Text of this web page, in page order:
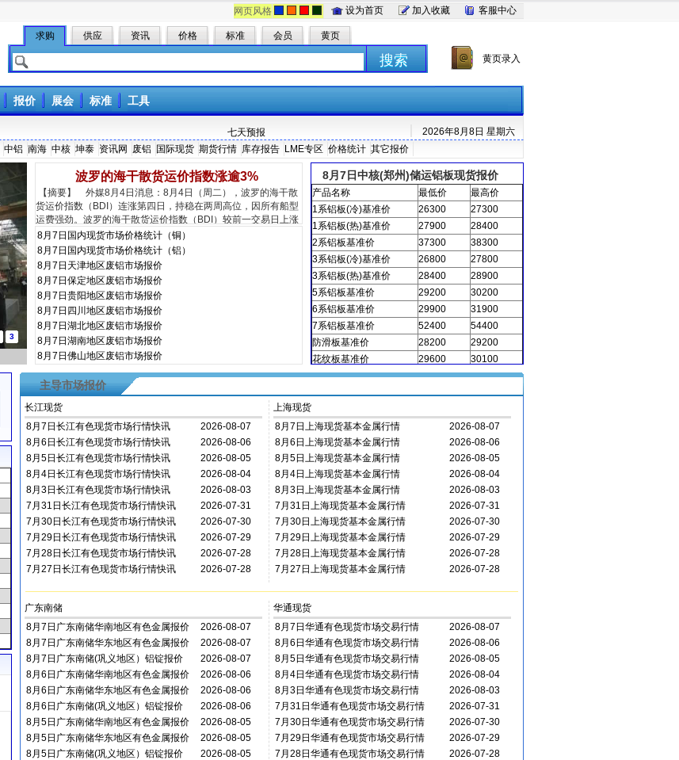
设为首页 加入收藏 客服中心
网页风格
求购 供应 资讯 价格 标准 会员 黄页
搜索 黄页录入
报价 展会 标准 工具
2026年8月8日 星期六
12:14:02
中铝 南海 中核 坤泰 资讯网 废铝 国际现货 期货行情 库存报告 LME专区 价格统计 其它报价
3
波罗的海干散货运价指数涨逾3%
【摘要】 外媒8月4日消息：8月4日（周二），波罗的海干散
货运价指数（BDI）连涨第四日，持稳在两周高位，因所有船型
运费强劲。波罗的海干散货运价指数（BDI）较前一交易日上涨
93点，或3.3%，报2936点
8月7日国内现货市场价格统计（铜）
8月7日国内现货市场价格统计（铝）
8月7日天津地区废铝市场报价
8月7日保定地区废铝市场报价
8月7日贵阳地区废铝市场报价
8月7日四川地区废铝市场报价
8月7日湖北地区废铝市场报价
8月7日湖南地区废铝市场报价
8月7日佛山地区废铝市场报价
8月7日中核(郑州)储运铝板现货报价
产品名称 最低价
最高价
1系铝板(冷)基准价
26300
27300
1系铝板(热)基准价
27900
28400
2系铝板基准价
37300
38300
3系铝板(冷)基准价
26800
27800
3系铝板(热)基准价
28400
28900
5系铝板基准价
29200
30200
6系铝板基准价
29900
31900
7系铝板基准价
52400
54400
防滑板基准价
28200
29200
花纹板基准价
29600
30100
导电铝排基准价
28600
29100
主导市场报价
长江现货
8月7日长江有色现货市场行情快讯
2026-08-07
00:00:00
8月6日长江有色现货市场行情快讯
2026-08-06
00:00:00
8月5日长江有色现货市场行情快讯
2026-08-05
00:00:00
8月4日长江有色现货市场行情快讯
2026-08-04
00:00:00
8月3日长江有色现货市场行情快讯
2026-08-03
00:00:00
7月31日长江有色现货市场行情快讯
2026-07-31
00:00:00
7月30日长江有色现货市场行情快讯
2026-07-30
00:00:00
7月29日长江有色现货市场行情快讯
2026-07-29
00:00:00
7月28日长江有色现货市场行情快讯
2026-07-28
00:00:00
7月27日长江有色现货市场行情快讯
2026-07-28
上海现货
8月7日上海现货基本金属行情
2026-08-07
00:00:00
8月6日上海现货基本金属行情
2026-08-06
00:00:00
8月5日上海现货基本金属行情
2026-08-05
00:00:00
8月4日上海现货基本金属行情
2026-08-04
00:00:00
8月3日上海现货基本金属行情
2026-08-03
00:00:00
7月31日上海现货基本金属行情
2026-07-31
00:00:00
7月30日上海现货基本金属行情
2026-07-30
00:00:00
7月29日上海现货基本金属行情
2026-07-29
00:00:00
7月28日上海现货基本金属行情
2026-07-28
00:00:00
7月27日上海现货基本金属行情
2026-07-28
广东南储
8月7日广东南储华南地区有色金属报价
2026-08-07
00:00:00
8月7日广东南储华东地区有色金属报价
2026-08-07
00:00:00
8月7日广东南储(巩义地区）铝锭报价
2026-08-07
00:00:00
8月6日广东南储华南地区有色金属报价
2026-08-06
00:00:00
8月6日广东南储华东地区有色金属报价
2026-08-06
00:00:00
8月6日广东南储(巩义地区）铝锭报价
2026-08-06
00:00:00
8月5日广东南储华南地区有色金属报价
2026-08-05
00:00:00
8月5日广东南储华东地区有色金属报价
2026-08-05
00:00:00
8月5日广东南储(巩义地区）铝锭报价
2026-08-05
华通现货
8月7日华通有色现货市场交易行情
2026-08-07
00:00:00
8月6日华通有色现货市场交易行情
2026-08-06
00:00:00
8月5日华通有色现货市场交易行情
2026-08-05
00:00:00
8月4日华通有色现货市场交易行情
2026-08-04
00:00:00
8月3日华通有色现货市场交易行情
2026-08-03
00:00:00
7月31日华通有色现货市场交易行情
2026-07-31
00:00:00
7月30日华通有色现货市场交易行情
2026-07-30
00:00:00
7月29日华通有色现货市场交易行情
2026-07-29
00:00:00
7月28日华通有色现货市场交易行情
2026-07-28